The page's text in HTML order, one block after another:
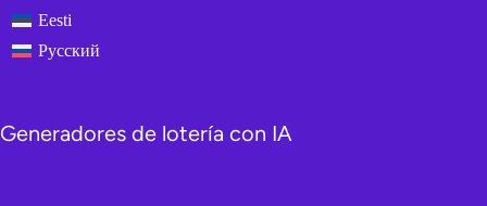
Eesti
Русский
Generadores de lotería con IA